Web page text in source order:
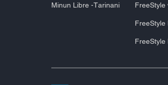
Minun Libre -Tarinani FreeStyle
FreeStyle
FreeStyle